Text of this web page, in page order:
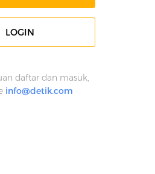
LOGIN
daftar dan masuk,
info@detik.com